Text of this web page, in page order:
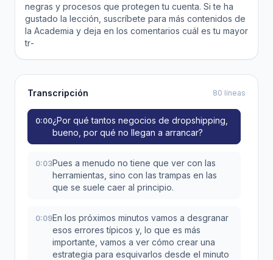
negras y procesos que protegen tu cuenta. Si te ha
gustado la lección, suscríbete para más contenidos de
la Academia y deja en los comentarios cuál es tu mayor
tr‑
Transcripción 80 líneas
0:00¿Por qué tantos negocios de dropshipping,
bueno, por qué no llegan a arrancar?
0:03Pues a menudo no tiene que ver con las
herramientas, sino con las trampas en las
que se suele caer al principio.
0:09En los próximos minutos vamos a desgranar
esos errores típicos y, lo que es más
importante, vamos a ver cómo crear una
estrategia para esquivarlos desde el minuto